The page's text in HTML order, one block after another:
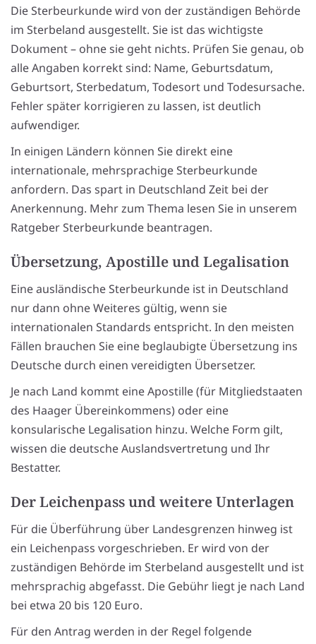
Die Sterbeurkunde wird von der zuständigen Behörde
im Sterbeland ausgestellt. Sie ist das wichtigste
Dokument – ohne sie geht nichts. Prüfen Sie genau, ob
alle Angaben korrekt sind: Name, Geburtsdatum,
Geburtsort, Sterbedatum, Todesort und Todesursache.
Fehler später korrigieren zu lassen, ist deutlich
aufwendiger.
In einigen Ländern können Sie direkt eine
internationale, mehrsprachige Sterbeurkunde
anfordern. Das spart in Deutschland Zeit bei der
Anerkennung. Mehr zum Thema lesen Sie in unserem
Ratgeber Sterbeurkunde beantragen.
Übersetzung, Apostille und Legalisation
Eine ausländische Sterbeurkunde ist in Deutschland
nur dann ohne Weiteres gültig, wenn sie
internationalen Standards entspricht. In den meisten
Fällen brauchen Sie eine beglaubigte Übersetzung ins
Deutsche durch einen vereidigten Übersetzer.
Je nach Land kommt eine Apostille (für Mitgliedstaaten
des Haager Übereinkommens) oder eine
konsularische Legalisation hinzu. Welche Form gilt,
wissen die deutsche Auslandsvertretung und Ihr
Bestatter.
Der Leichenpass und weitere Unterlagen
Für die Überführung über Landesgrenzen hinweg ist
ein Leichenpass vorgeschrieben. Er wird von der
zuständigen Behörde im Sterbeland ausgestellt und ist
mehrsprachig abgefasst. Die Gebühr liegt je nach Land
bei etwa 20 bis 120 Euro.
Für den Antrag werden in der Regel folgende